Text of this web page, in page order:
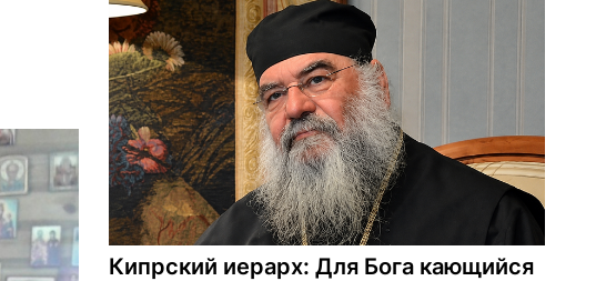
Кипрский иерарх: Для Бога кающийся